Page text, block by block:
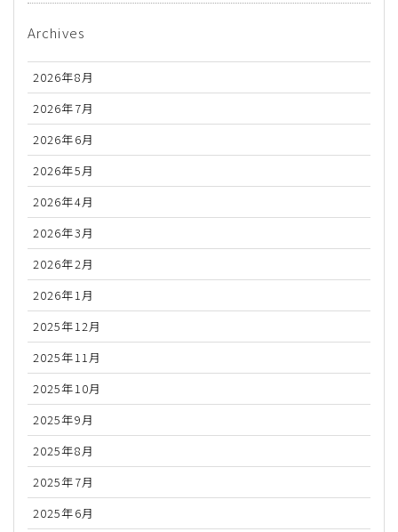
Archives
2026年8月
2026年7月
2026年6月
2026年5月
2026年4月
2026年3月
2026年2月
2026年1月
2025年12月
2025年11月
2025年10月
2025年9月
2025年8月
2025年7月
2025年6月